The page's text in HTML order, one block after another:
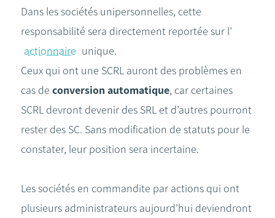
Dans les sociétés unipersonnelles, cette
responsabilité sera directement reportée sur l’
actionnaire unique.
Ceux qui ont une SCRL auront des problèmes en
cas de conversion automatique, car certaines
SCRL devront devenir des SRL et d’autres pourront
rester des SC. Sans modification de statuts pour le
constater, leur position sera incertaine.
Les sociétés en commandite par actions qui ont
plusieurs administrateurs aujourd’hui deviendront